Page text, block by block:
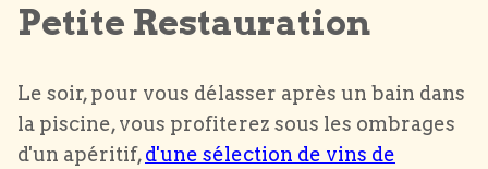
Petite Restauration
Le soir, pour vous délasser après un bain dans
la piscine, vous profiterez sous les ombrages
d'un apéritif,d'une sélection de vins de